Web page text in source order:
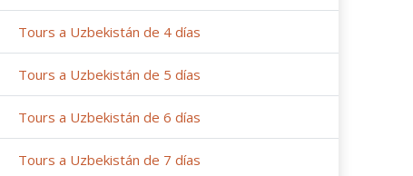
Tours a Uzbekistán de 4 días
Tours a Uzbekistán de 5 días
Tours a Uzbekistán de 6 días
Tours a Uzbekistán de 7 días